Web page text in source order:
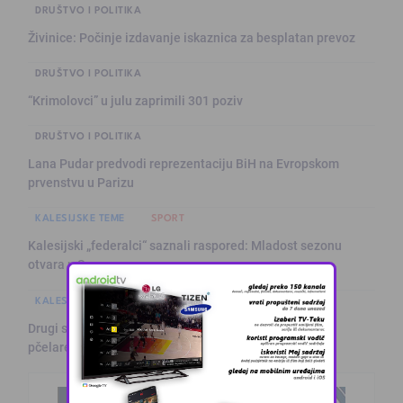
DRUŠTVO I POLITIKA
Živinice: Počinje izdavanje iskaznica za besplatan prevoz
DRUŠTVO I POLITIKA
“Krimolovci” u julu zaprimili 301 poziv
DRUŠTVO I POLITIKA
Lana Pudar predvodi reprezentaciju BiH na Evropskom
prvenstvu u Parizu
KALESIJSKE TEME SPORT
Kalesijski „federalci“ saznali raspored: Mladost sezonu
otvara u S …
KALESIJSKE TEME
Drugi sajam meda i zdravog življenja u Kalesiji okupio
pčelare i lju …